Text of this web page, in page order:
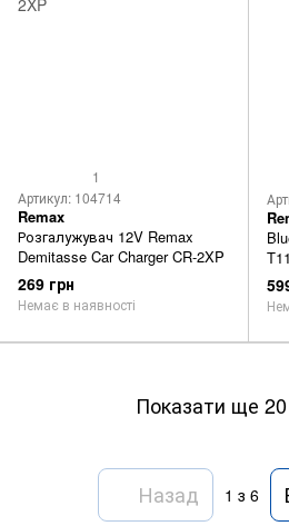
1
Артикул: 104714
Remax
Розгалужувач 12V Remax
Demitasse Car Charger CR-2XP
269 грн
Немає в наявності
Показати ще 20
Назад 1 з 6